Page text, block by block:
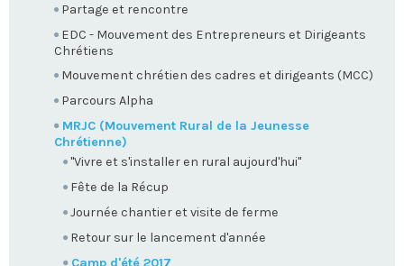
Partage et rencontre
EDC - Mouvement des Entrepreneurs et Dirigeants
Chrétiens
Mouvement chrétien des cadres et dirigeants (MCC)
Parcours Alpha
MRJC (Mouvement Rural de la Jeunesse
Chrétienne)
"Vivre et s'installer en rural aujourd'hui"
Fête de la Récup
Journée chantier et visite de ferme
Retour sur le lancement d'année